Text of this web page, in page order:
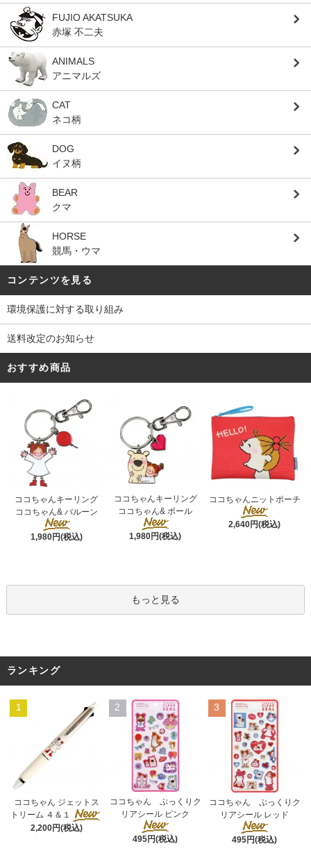
FUJIO AKATSUKA
赤塚 不二夫
ANIMALS
アニマルズ
CAT
ネコ柄
DOG
イヌ柄
BEAR
クマ
HORSE
競馬・ウマ
コンテンツを見る
環境保護に対する取り組み
送料改定のお知らせ
おすすめ商品
ココちゃんキーリング
ココちゃん& バルーン
1,980円(税込)
ココちゃんキーリング
ココちゃん& ポール
1,980円(税込)
ココちゃんニットポーチ
2,640円(税込)
もっと見る
ランキング
1
ココちゃん ジェットス
トリーム ４＆１
2,200円(税込)
2
ココちゃん ぷっくりク
リアシール ピンク
495円(税込)
3
ココちゃん ぷっくりク
リアシール レッド
495円(税込)